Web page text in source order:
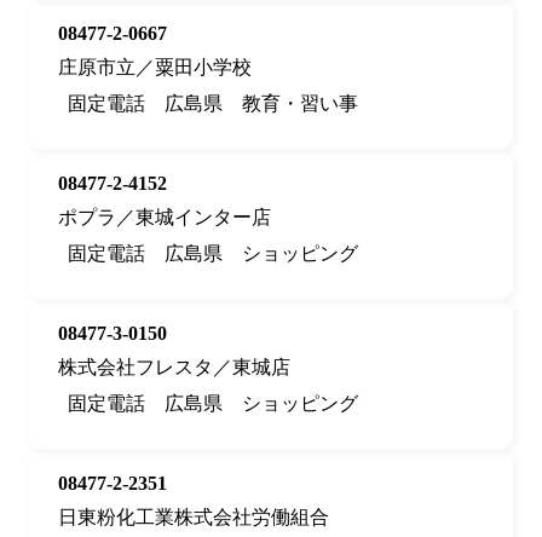
08477-2-0667
庄原市立／粟田小学校
固定電話
広島県 教育・習い事
08477-2-4152
ポプラ／東城インター店
固定電話
広島県 ショッピング
08477-3-0150
株式会社フレスタ／東城店
固定電話
広島県 ショッピング
08477-2-2351
日東粉化工業株式会社労働組合